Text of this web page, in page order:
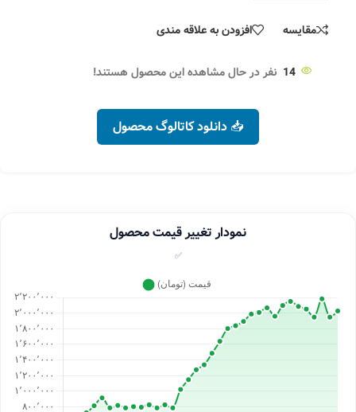
مقایسه افزودن به علاقه مندی
14 نفر در حال مشاهده این محصول هستند!
📥 دانلود کاتالوگ محصول
نمودار تغییر قیمت محصول
✅